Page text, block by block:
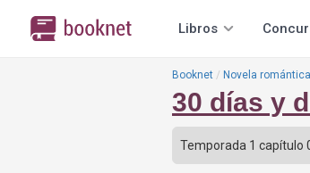
Libros
Booknet Novela romántica
30 días y